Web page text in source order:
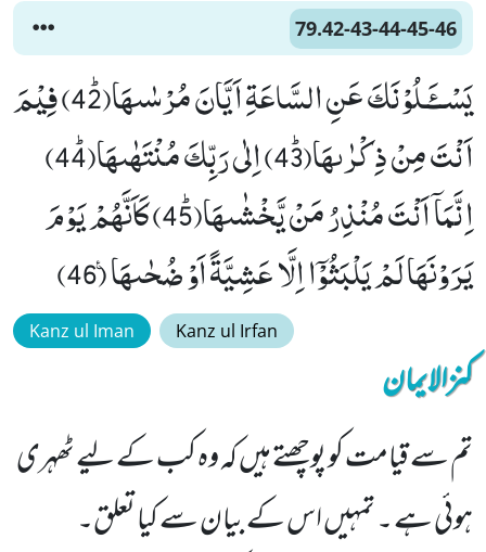
79.42-43-44-45-46
یَسْــٴَـلُوْنَكَ عَنِ السَّاعَةِ اَیَّانَ مُرْسٰىهَاﭤ(42) فِیْمَ
اَنْتَ مِنْ ذِكْرٰىهَاﭤ(43) اِلٰى رَبِّكَ مُنْتَهٰىهَاﭤ(44)
اِنَّمَاۤ اَنْتَ مُنْذِرُ مَنْ یَّخْشٰىهَاﭤ(45) كَاَنَّهُمْ یَوْمَ
یَرَوْنَهَا لَمْ یَلْبَثُوْۤا اِلَّا عَشِیَّةً اَوْ ضُحٰىهَا۠ (46)
Kanz ul Iman Kanz ul Irfan
کنزالایمان
تم سے قیامت کو پوچھتے ہیں کہ وہ کب کے لیے ٹھہری
ہوئی ہے ۔ تمہیں اس کے بیان سے کیا تعلق۔